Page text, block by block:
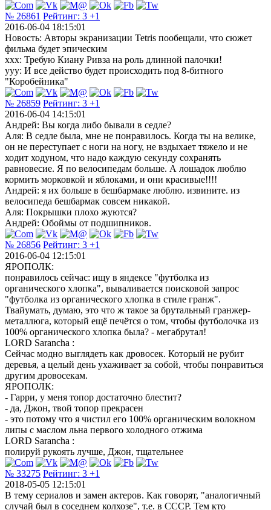
№ 26861 Рейтинг: 3 +1
2016-06-04 18:15:01
Новость: Авторы экранизации Tetris пообещали, что сюжет
фильма будет эпическим
xxx: Требую Киану Ривза на роль длинной палочки!
yyy: И все действо будет происходить под 8-битного
"Коробейника"
№ 26859 Рейтинг: 3 +1
2016-06-04 14:15:01
Андрей: Вы когда либо бывали в седле?
Аля: В седле была, мне не понравилось. Когда ты на велике,
он не переступает с ноги на ногу, не вздыхает тяжело и не
ходит ходуном, что надо каждую секунду сохранять
равновесие. Я по велосипедам больше. А лошадок люблю
кормить морковкой и яблоками, и они красивые!!!!
Андрей: я их больше в бешбармаке люблю. извините. из
велосипеда бешбармак совсем никакой.
Аля: Покрышки плохо жуются?
Андрей: Обоймы от подшипников.
№ 26856 Рейтинг: 3 +1
2016-06-04 12:15:01
ЯРОПОЛК:
понравилось сейчас: ищу в яндексе "футболка из
органического хлопка", вываливается поисковой запрос
"футболка из органического хлопка в стиле гранж".
Твайумать, думаю, это что ж такое за брутальный гранжер-
металлюга, который ещё печётся о том, чтобы футболочка из
100% органического хлопка была? - мегабрутал!
LORD Sarancha :
Сейчас модно выглядеть как дровосек. Который не рубит
деревья, а целый день ухаживает за собой, чтобы понравиться
другим дровосекам.
ЯРОПОЛК:
- Гарри, у меня топор достаточно блестит?
- да, Джон, твой топор прекрасен
- это потому что я чистил его 100% органическим волокном
липы с маслом льна первого холодного отжима
LORD Sarancha :
полируй рукоять лучше, Джон, тщательнее
№ 33275 Рейтинг: 3 +1
2018-05-05 12:15:01
В тему сериалов и замен актеров. Как говорят, "аналогичный
случай был в соседнем колхозе", т.е. в СССР. Тем кто